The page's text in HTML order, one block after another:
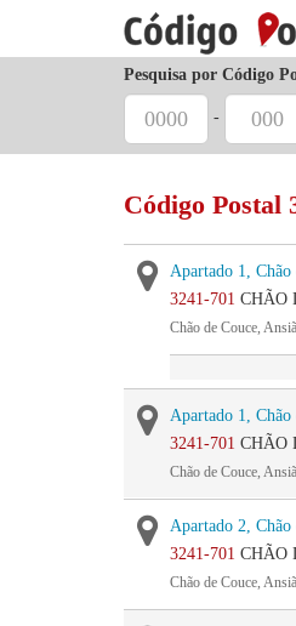
Pesquisa por Código
-
Código Postal
Apartado 1, Chão
3241-701 CHÃO
Chão de Couce,
Apartado 1, Chão
3241-701 CHÃO
Chão de Couce,
Apartado 2, Chão
3241-701 CHÃO
Chão de Couce,